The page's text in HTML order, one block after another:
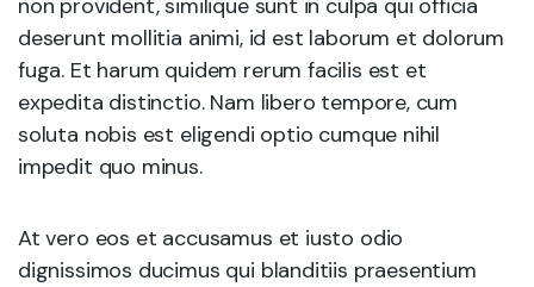
non provident, similique sunt in culpa qui officia
deserunt mollitia animi, id est laborum et dolorum
fuga. Et harum quidem rerum facilis est et
expedita distinctio. Nam libero tempore, cum
soluta nobis est eligendi optio cumque nihil
impedit quo minus.
At vero eos et accusamus et iusto odio
dignissimos ducimus qui blanditiis praesentium